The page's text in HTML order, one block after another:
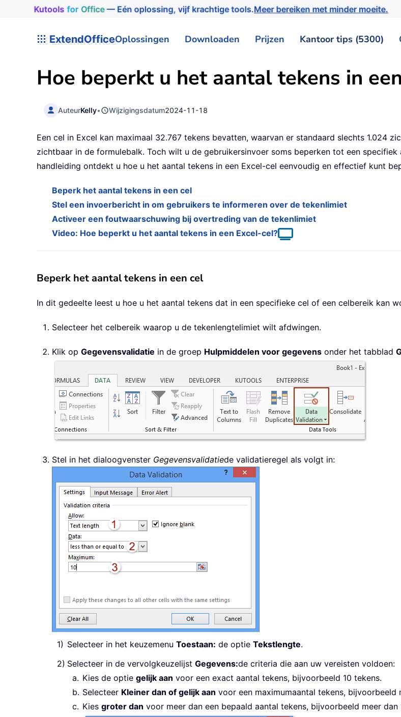
Kutools for Office— Eén oplossing, vijf krachtige tools.Meer bereiken met minder moeite.
ExtendOfficeOplossingen Downloaden Prijzen Kantoor tips (5300)
Hoe beperkt u het aantal tekens in
AuteurKelly• Wijzigingsdatum2024-11-18
Een cel in Excel kan maximaal 32.767 tekens bevatten, waarvan er standaard slechts 1.024
zichtbaar in de formulebalk. Toch wilt u de gebruikersinvoer soms beperken tot een
handleiding ontdekt u hoe u het aantal tekens in een Excel-cel eenvoudig en effectief kunt
Beperk het aantal tekens in een cel
Stel een invoerbericht in om gebruikers te informeren over de tekenlimiet
Activeer een foutwaarschuwing bij overtreding van de tekenlimiet
Video: Hoe beperkt u het aantal tekens in een Excel-cel?
Beperk het aantal tekens in een cel
In dit gedeelte leest u hoe u het aantal tekens dat in een specifieke cel of een celbereik kan
Selecteer het celbereik waarop u de tekenlengtelimiet wilt afdwingen.
Klik op Gegevensvalidatie in de groep Hulpmiddelen voor gegevens onder het tabblad
Stel in het dialoogvenster Gegevensvalidatiede validatieregel als volgt in:
Selecteer in het keuzemenu Toestaan: de optie Tekstlengte.
Selecteer in de vervolgkeuzelijst Gegevens:de criteria die aan uw vereisten voldoen:
Kies de optie gelijk aan voor een exact aantal tekens, bijvoorbeeld 10 tekens.
Selecteer Kleiner dan of gelijk aan voor een maximumaantal tekens, bijvoorbeeld
Kies groter dan voor meer dan een bepaald aantal tekens, bijvoorbeeld meer dan